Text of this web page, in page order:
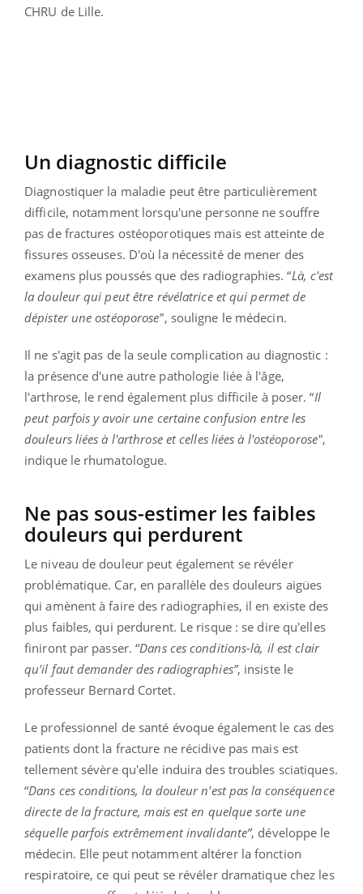
CHRU de Lille.
Un diagnostic difficile
Diagnostiquer la maladie peut être particulièrement
difficile, notamment lorsqu'une personne ne souffre
pas de fractures ostéoporotiques mais est atteinte de
fissures osseuses. D'où la nécessité de mener des
examens plus poussés que des radiographies. “Là, c'est
la douleur qui peut être révélatrice et qui permet de
dépister une ostéoporose", souligne le médecin.
Il ne s'agit pas de la seule complication au diagnostic :
la présence d'une autre pathologie liée à l'âge,
l'arthrose, le rend également plus difficile à poser. “Il
peut parfois y avoir une certaine confusion entre les
douleurs liées à l'arthrose et celles liées à l'ostéoporose",
indique le rhumatologue.
Ne pas sous-estimer les faibles
douleurs qui perdurent
Le niveau de douleur peut également se révéler
problématique. Car, en parallèle des douleurs aigües
qui amènent à faire des radiographies, il en existe des
plus faibles, qui perdurent. Le risque : se dire qu'elles
finiront par passer. “Dans ces conditions-là, il est clair
qu'il faut demander des radiographies”, insiste le
professeur Bernard Cortet.
Le professionnel de santé évoque également le cas des
patients dont la fracture ne récidive pas mais est
tellement sévère qu'elle induira des troubles sciatiques.
“Dans ces conditions, la douleur n'est pas la conséquence
directe de la fracture, mais est en quelque sorte une
séquelle parfois extrêmement invalidante”, développe le
médecin. Elle peut notamment altérer la fonction
respiratoire, ce qui peut se révéler dramatique chez les